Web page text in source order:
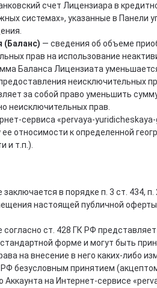
счет Лицензиара в
системах», указанные в
(Баланс) — сведения об объеме
прав на использование
Баланса Лицензиата
неисключительных
за собой право уменьшить
неисключительных прав.
сервиса «pervaya-
относимости к определенной
и т.п.).
в порядке п. 3 ст. 434,
настоящей публичной
ст. 428 ГК РФ
форме и могут быть
на внесение в него каких-либо
РФ безусловным принятием
Аккаунта на Интернет-сервисе